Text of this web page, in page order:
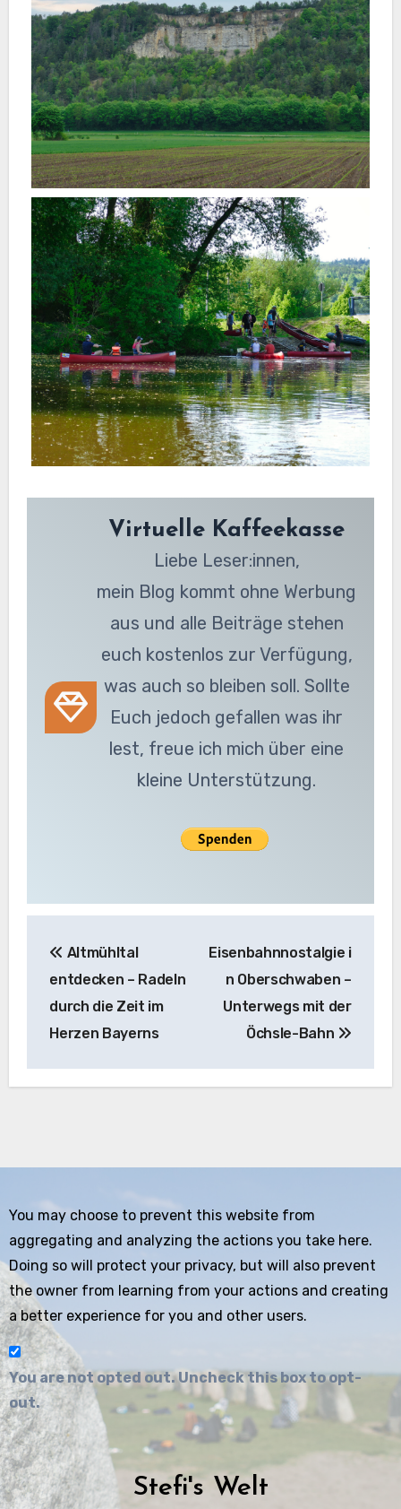
Virtuelle Kaffeekasse
Liebe Leser:innen,
mein Blog kommt ohne Werbung
aus und alle Beiträge stehen
euch kostenlos zur Verfügung,
was auch so bleiben soll. Sollte
Euch jedoch gefallen was ihr
lest, freue ich mich über eine
kleine Unterstützung.
Altmühltal
entdecken – Radeln
durch die Zeit im
Herzen Bayerns
Eisenbahnnostalgie i
n Oberschwaben –
Unterwegs mit der
Öchsle-Bahn
You may choose to prevent this website from
aggregating and analyzing the actions you take here.
Doing so will protect your privacy, but will also prevent
the owner from learning from your actions and creating
a better experience for you and other users.
You are not opted out. Uncheck this box to opt-
out.
Stefi's Welt